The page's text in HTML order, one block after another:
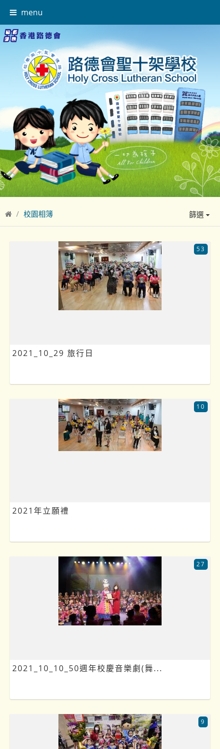
menu
校園相簿 篩選
2021_10_29 旅行日
53
2021年立願禮
10
2021_10_10_50週年校慶音樂劇(舞...
27
9